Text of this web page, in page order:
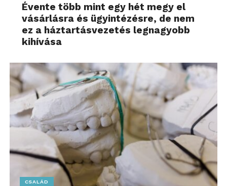
Évente több mint egy hét megy el
vásárlásra és ügyintézésre, de nem
ez a háztartásvezetés legnagyobb
kihívása
CSALÁD